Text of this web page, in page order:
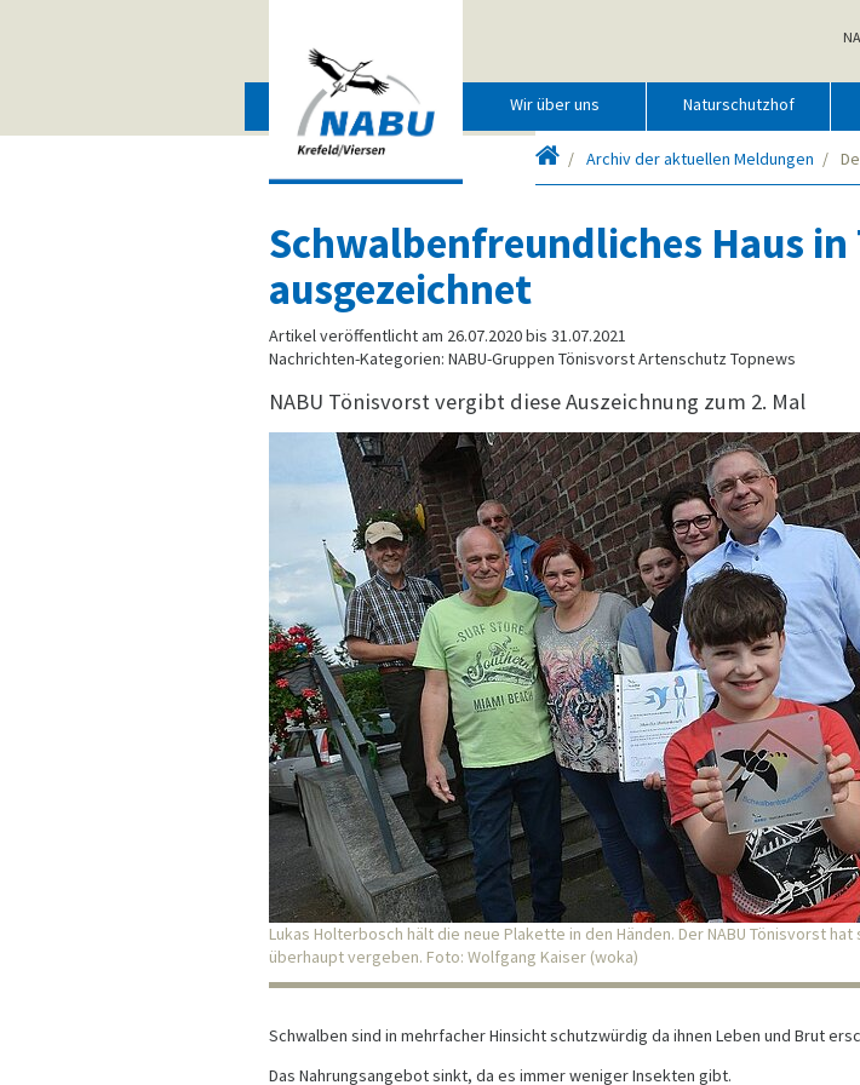
Wir über uns Naturschutzhof
Startseite
Archiv der aktuellen Meldungen
Schwalbenfreundliches Haus
ausgezeichnet
Artikel veröffentlicht am 26.07.2020 bis 31.07.2021
Nachrichten-Kategorien: NABU-Gruppen Tönisvorst Artenschutz Topnews
NABU Tönisvorst vergibt diese Auszeichnung zum 2. Mal
Lukas Holterbosch hält die neue Plakette in den Händen. Der NABU Tönisvorst
überhaupt vergeben. Foto: Wolfgang Kaiser (woka)
Schwalben sind in mehrfacher Hinsicht schutzwürdig da ihnen Leben und Brut
Das Nahrungsangebot sinkt, da es immer weniger Insekten gibt.